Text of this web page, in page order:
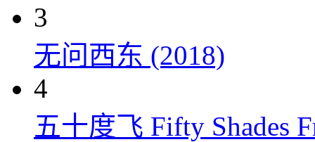
3
无问西东 (2018)
4
五十度飞 Fifty Shades